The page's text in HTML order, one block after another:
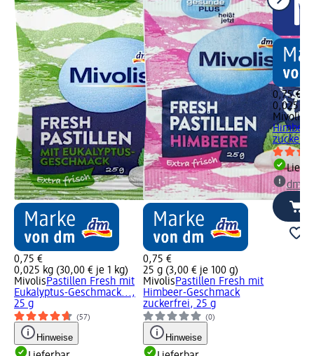
0,75 €
0,025 kg (30,00 € je 1 kg)
MivolisPastillen Fresh mit
Eukalyptus-Geschmack...,
25 g
(57)
Hinweise
0,75 €
25 g (3,00 € je 100 g)
MivolisPastillen Fresh mit
Himbeer-Geschmack
zuckerfrei, 25 g
(0)
Hinweise
0,75 €
0,025 kg
Mivolis
dm